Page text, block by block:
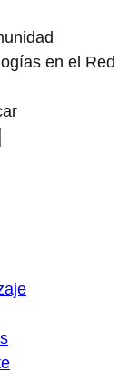
en el Red